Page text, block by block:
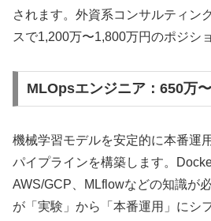
されます。外資系コンサルティン
スで1,200万〜1,800万円のポジシ
MLOpsエンジニア：650万
機械学習モデルを安定的に本番運
パイプラインを構築します。
AWS/GCP、MLflowなどの知識が
が「実験」から「本番運用」にシ